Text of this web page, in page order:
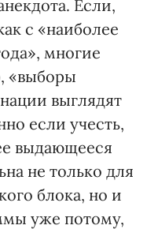
Если,
с «наиболее
многие
«выборы
выглядят
если учесть,
выдающееся
не только для
блока, но и
уже потому,